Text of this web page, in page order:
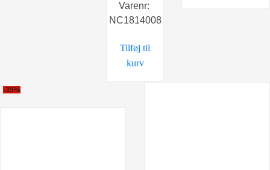
pris
var:
er:
Varenr:
NC1814008
Tilføj til
kurv
-35%